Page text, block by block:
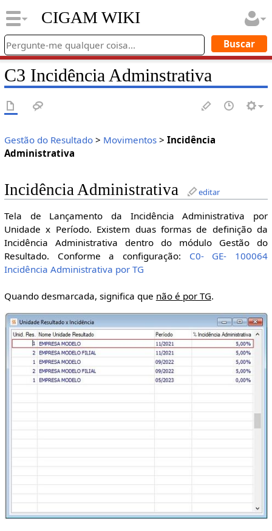
CIGAM WIKI
C3 Incidência Adminstrativa
Gestão do Resultado> Movimentos> Incidência
Administrativa
Incidência Administrativa editar
Tela de Lançamento da Incidência Administrativa por
Unidade x Período. Existem duas formas de definição da
Incidência Administrativa dentro do módulo Gestão do
Resultado. Conforme a configuração: C0- GE- 100064
Incidência Administrativa por TG
Quando desmarcada, significa que não é por TG.